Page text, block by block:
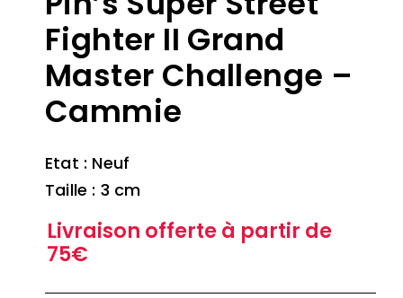
Fighter II Grand
Master Challenge –
Cammie
Etat : Neuf
Taille : 3 cm
Livraison offerte à partir de
75€